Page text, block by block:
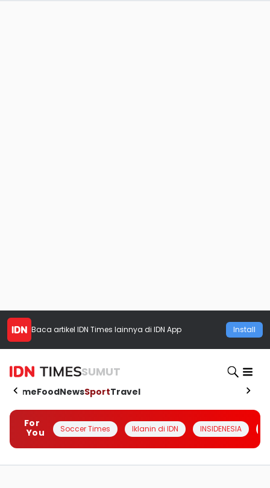
Baca artikel IDN Times lainnya di IDN App Install
SUMUT
HomeFoodNewsSportTravel
For
You
Soccer Times Iklanin di IDN INSIDENESIA